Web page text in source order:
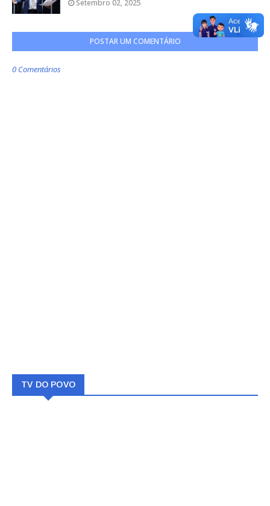
Setembro 02, 2025
POSTAR UM COMENTÁRIO
0 Comentários
TV DO POVO